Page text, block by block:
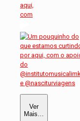
aqui,
com
Ver
Mais…